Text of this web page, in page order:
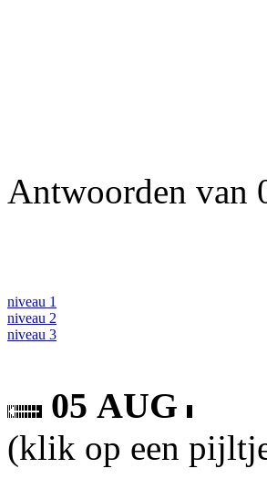
Antwoorden van
niveau 1
niveau 2
niveau 3
05 AUG
(klik op een